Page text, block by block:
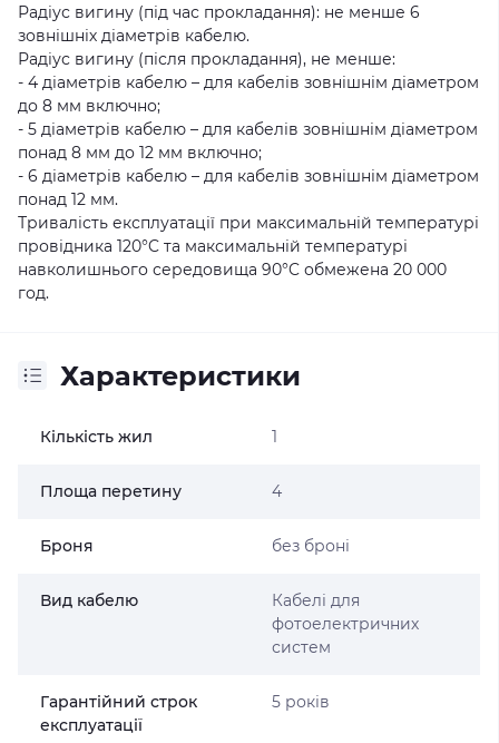
Радіус вигину (під час прокладання): не менше 6
зовнішніх діаметрів кабелю.
Радіус вигину (після прокладання), не менше:
- 4 діаметрів кабелю – для кабелів зовнішнім діаметром
до 8 мм включно;
- 5 діаметрів кабелю – для кабелів зовнішнім діаметром
понад 8 мм до 12 мм включно;
- 6 діаметрів кабелю – для кабелів зовнішнім діаметром
понад 12 мм.
Тривалість експлуатації при максимальній температурі
провідника 120°C та максимальній температурі
навколишнього середовища 90°C обмежена 20 000
год.
Характеристики
Кількість жил 1
Площа перетину 4
Броня без броні
Вид кабелю
Кабелі для
фотоелектричних
систем
Гарантійний строк
експлуатації
5 років